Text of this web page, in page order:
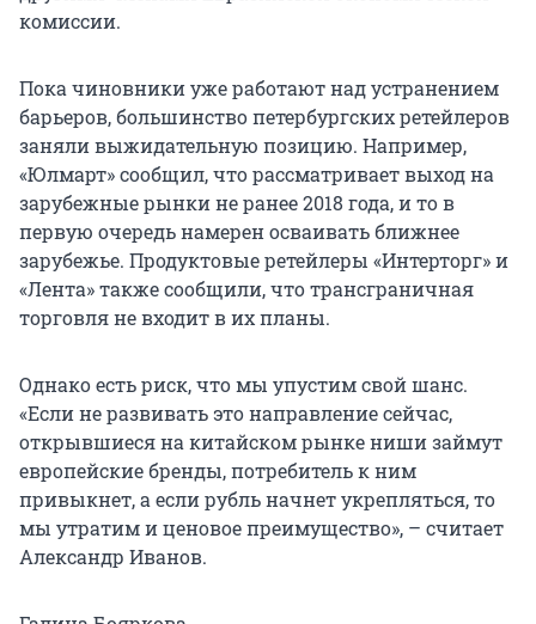
комиссии.
Пока чиновники уже работают над устранением
барьеров, большинство петербургских ретейлеров
заняли выжидательную позицию. Например,
«Юлмарт» сообщил, что рассматривает выход на
зарубежные рынки не ранее 2018 года, и то в
первую очередь намерен осваивать ближнее
зарубежье. Продуктовые ретейлеры «Интерторг» и
«Лента» также сообщили, что трансграничная
торговля не входит в их планы.
Однако есть риск, что мы упустим свой шанс.
«Если не развивать это направление сейчас,
открывшиеся на китайском рынке ниши займут
европейские бренды, потребитель к ним
привыкнет, а если рубль начнет укрепляться, то
мы утратим и ценовое преимущество», – считает
Александр Иванов.